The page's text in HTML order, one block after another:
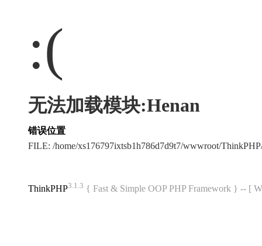
:(
无法加载模块:Henan
错误位置
FILE: /home/xs176797ixtsb1h786d7d9t7/wwwroot/
ThinkPHP3.1.3 { Fast & Simple OOP PHP Framework } -- [